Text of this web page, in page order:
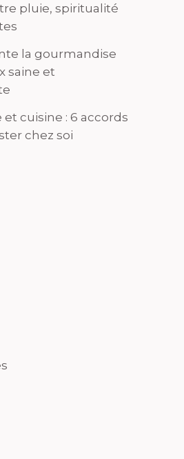
pluie, spiritualité
la gourmandise
saine et
cuisine : 6 accords
chez soi